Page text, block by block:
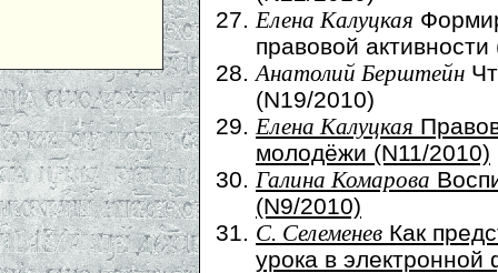
Елена Калуцкая
правовой
Анатолий Берштейн
(N19/2010)
Елена Калуцкая
молодёжи (N11/2010)
Галина Комарова
(N9/2010)
С. Селеменев Как
урока в